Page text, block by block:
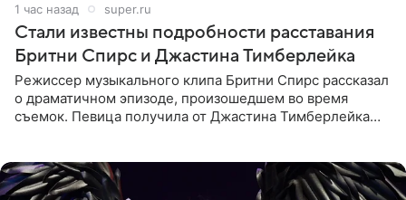
1 час назад super.ru
Стали известны подробности расставания
Бритни Спирс и Джастина Тимберлейка
Режиссер музыкального клипа Бритни Спирс рассказал
о драматичном эпизоде, произошедшем во время
съемок. Певица получила от Джастина Тимберлейка